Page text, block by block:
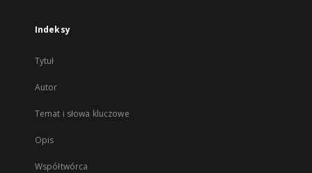
Indeksy
Tytuł
Autor
Temat i słowa kluczowe
Opis
Współtwórca